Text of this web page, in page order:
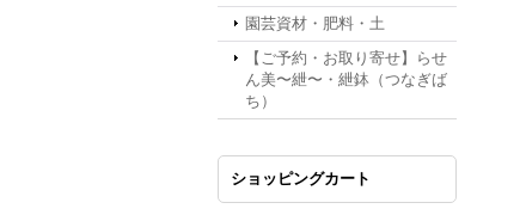
園芸資材・肥料・土
【ご予約・お取り寄せ】らせ
ん美〜紲〜・紲鉢（つなぎば
ち）
ショッピングカート